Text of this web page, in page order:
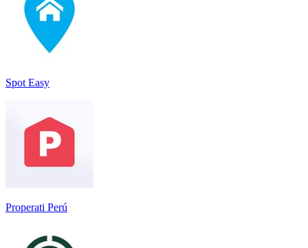
Spot Easy
Properati Perú